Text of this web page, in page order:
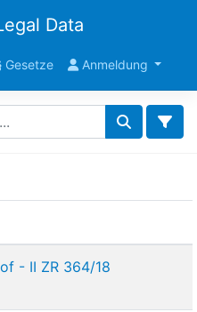
Data
Gesetze Anmeldung
- II ZR 364/18